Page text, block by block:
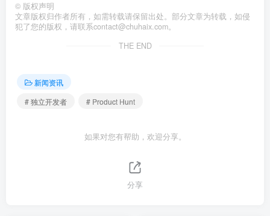
© 版权声明
文章版权归作者所有，如需转载请保留出处。部分文章为转载，如侵
犯了您的版权，请联系contact@chuhaix.com。
THE END
新闻资讯
# 独立开发者
# Product Hunt
如果对您有帮助，欢迎分享。
分享